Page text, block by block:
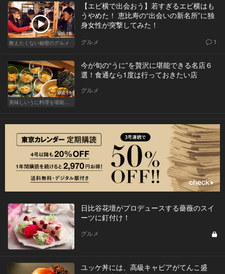
Vol.16
教えたくない秘密のグルメ
【エビ横で出会おう】若すぎるエビ横はも
うやめた！ 恵比寿の“出会いの新名所”に独
身女性が突撃してみた！
グルメ 1
Vol.11
美味しいうに料理を堪能できる東京の名店
今が旬の“うに”を贅沢に堪能できる名店６
選！食通なら1度は行っておきたい店
グルメ
日比谷花壇がプロデュースする薔薇のスイ
ーツに釘付け！
グルメ
ユッケ丼には、高級キャビアがてんこ盛